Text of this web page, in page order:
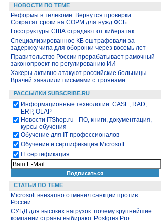
НОВОСТИ ПО ТЕМЕ
Реформы в телекоме. Вернутся проверки.
Сократят сроки на СОРМ для нужд ФСБ
Госструктуры США страдают от кибератак
Специализированное КБ оштрафовали за
задержку чипа для оборонки через восемь лет
Правительство России прорабатывает рамочный
законопроект по регулированию ИИ
Хакеры активно атакуют российские больницы.
Врачей завалили письмами с троянами
РАССЫЛКИ SUBSCRIBE.RU
Информационные технологии: CASE, RAD,
ERP, OLAP
Новости ITShop.ru - ПО, книги, документация,
курсы обучения
Обучение для IT-профессионалов
Обучение и сертификация Microsoft
IT сертификация
СТАТЬИ ПО ТЕМЕ
Microsoft внезапно отменил санкции против
России
СУБД для высоких нагрузок: почему крупнейшие
компании страны выбирают Postgres Pro